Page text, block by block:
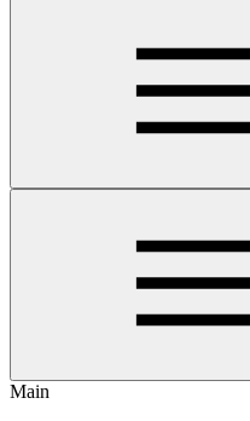
Main